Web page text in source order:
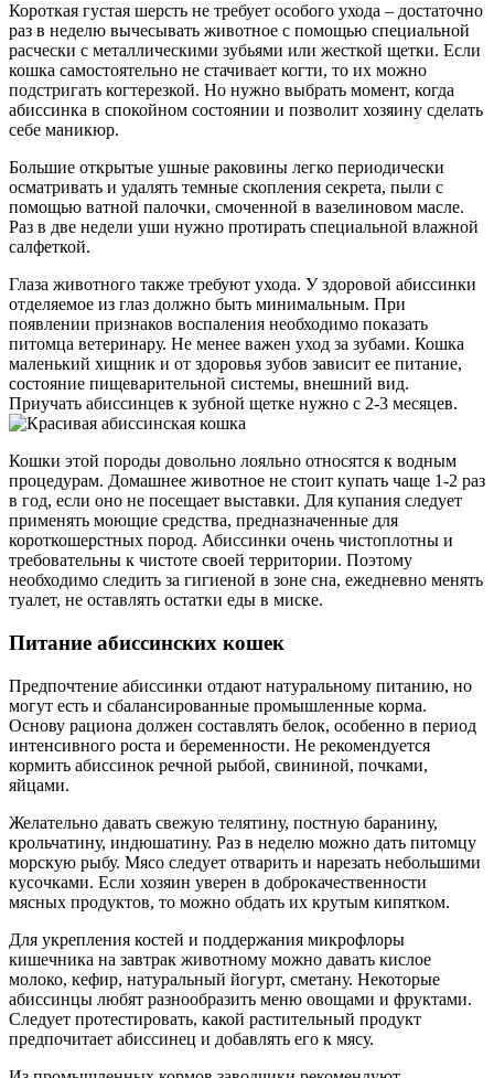
Короткая густая шерсть не требует особого ухода – достаточно
раз в неделю вычесывать животное с помощью специальной
расчески с металлическими зубьями или жесткой щетки. Если
кошка самостоятельно не стачивает когти, то их можно
подстригать когтерезкой. Но нужно выбрать момент, когда
абиссинка в спокойном состоянии и позволит хозяину сделать
себе маникюр.
Большие открытые ушные раковины легко периодически
осматривать и удалять темные скопления секрета, пыли с
помощью ватной палочки, смоченной в вазелиновом масле.
Раз в две недели уши нужно протирать специальной влажной
салфеткой.
Глаза животного также требуют ухода. У здоровой абиссинки
отделяемое из глаз должно быть минимальным. При
появлении признаков воспаления необходимо показать
питомца ветеринару. Не менее важен уход за зубами. Кошка
маленький хищник и от здоровья зубов зависит ее питание,
состояние пищеварительной системы, внешний вид.
Приучать абиссинцев к зубной щетке нужно с 2-3 месяцев.
Кошки этой породы довольно лояльно относятся к водным
процедурам. Домашнее животное не стоит купать чаще 1-2 раз
в год, если оно не посещает выставки. Для купания следует
применять моющие средства, предназначенные для
короткошерстных пород. Абиссинки очень чистоплотны и
требовательны к чистоте своей территории. Поэтому
необходимо следить за гигиеной в зоне сна, ежедневно менять
туалет, не оставлять остатки еды в миске.
Питание абиссинских кошек
Предпочтение абиссинки отдают натуральному питанию, но
могут есть и сбалансированные промышленные корма.
Основу рациона должен составлять белок, особенно в период
интенсивного роста и беременности. Не рекомендуется
кормить абиссинок речной рыбой, свининой, почками,
яйцами.
Желательно давать свежую телятину, постную баранину,
крольчатину, индюшатину. Раз в неделю можно дать питомцу
морскую рыбу. Мясо следует отварить и нарезать небольшими
кусочками. Если хозяин уверен в доброкачественности
мясных продуктов, то можно обдать их крутым кипятком.
Для укрепления костей и поддержания микрофлоры
кишечника на завтрак животному можно давать кислое
молоко, кефир, натуральный йогурт, сметану. Некоторые
абиссинцы любят разнообразить меню овощами и фруктами.
Следует протестировать, какой растительный продукт
предпочитает абиссинец и добавлять его к мясу.